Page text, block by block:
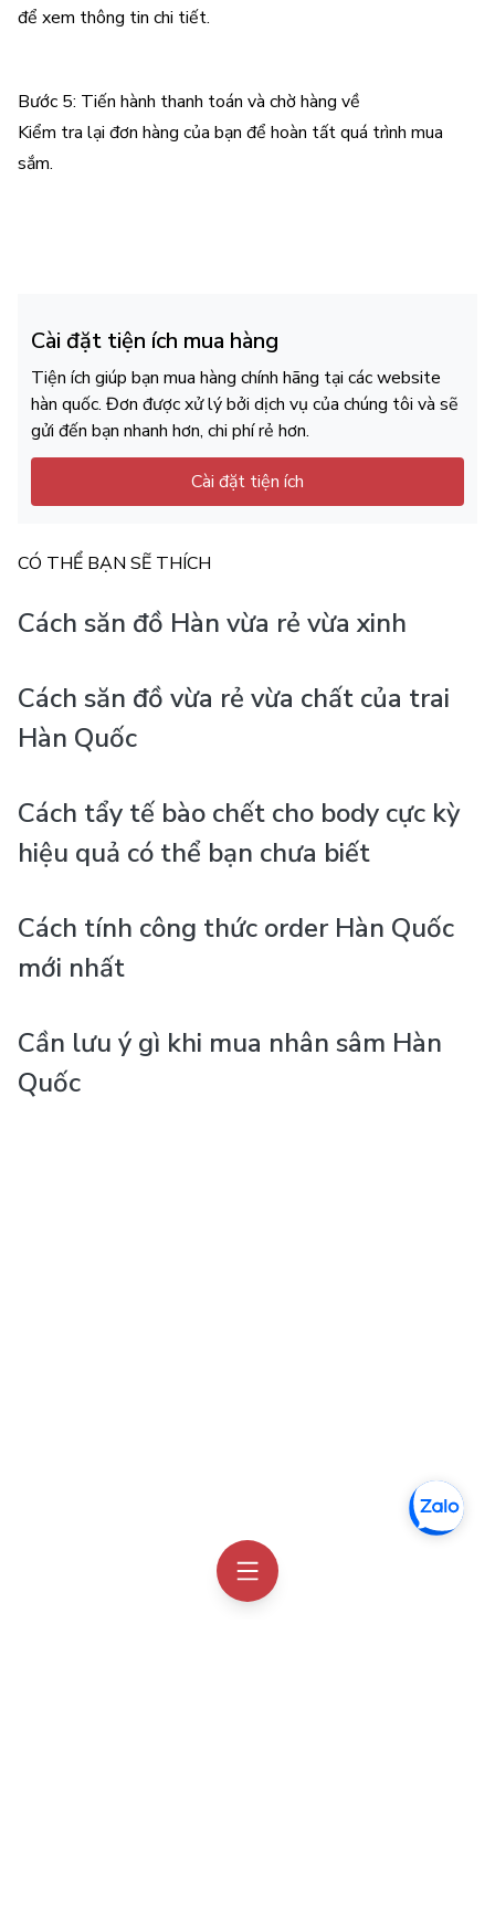
để xem thông tin chi tiết.
Bước 5: Tiến hành thanh toán và chờ hàng về
Kiểm tra lại đơn hàng của bạn để hoàn tất quá trình mua
sắm.
Cài đặt tiện ích mua hàng
Tiện ích giúp bạn mua hàng chính hãng tại các website
hàn quốc. Đơn được xử lý bởi dịch vụ của chúng tôi và sẽ
gửi đến bạn nhanh hơn, chi phí rẻ hơn.
Cài đặt tiện ích
CÓ THỂ BẠN SẼ THÍCH
Cách săn đồ Hàn vừa rẻ vừa xinh
Cách săn đồ vừa rẻ vừa chất của trai
Hàn Quốc
Cách tẩy tế bào chết cho body cực kỳ
hiệu quả có thể bạn chưa biết
Cách tính công thức order Hàn Quốc
mới nhất
Cần lưu ý gì khi mua nhân sâm Hàn
Quốc